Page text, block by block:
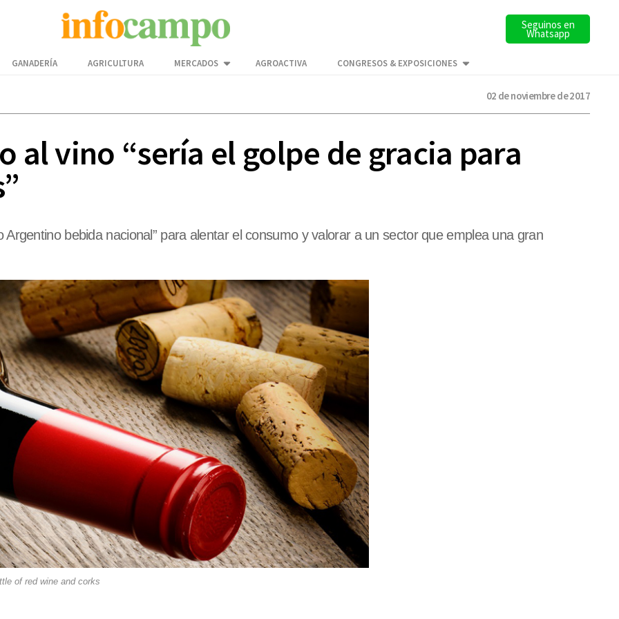
Seguinos en
Whatsapp
GANADERÍA AGRICULTURA MERCADOS AGROACTIVA CONGRESOS & EXPOSICIONES
02 de noviembre de 2017
al vino “sería el golpe de gracia para
bebida nacional” para alentar el consumo y valorar a un sector que emplea una gran
of red wine and corks